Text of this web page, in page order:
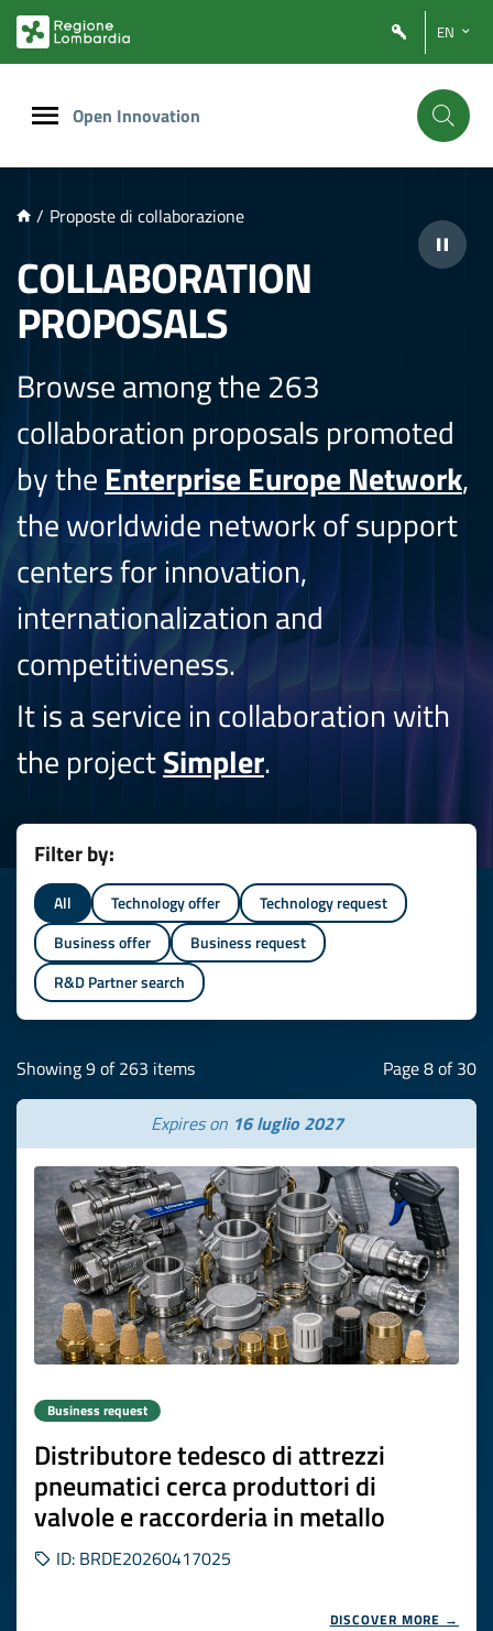
PRINCIPALE
EN
Open Innovation
/ Proposte di collaborazione
COLLABORATION
PROPOSALS
Browse among the 263
collaboration proposals promoted
by the Enterprise Europe Network,
the worldwide network of support
centers for innovation,
internationalization and
competitiveness.
It is a service in collaboration with
the projectSimpler.
Filter by:
All Technology offer
Technology request
Business offer
Business request
R&D Partner search
Showing 9 of 263 items Page 8 of 30
Expires on 16 luglio 2027
Business request
Distributore tedesco di attrezzi
pneumatici cerca produttori di
valvole e raccorderia in metallo
ID: BRDE20260417025
DISCOVER MORE →